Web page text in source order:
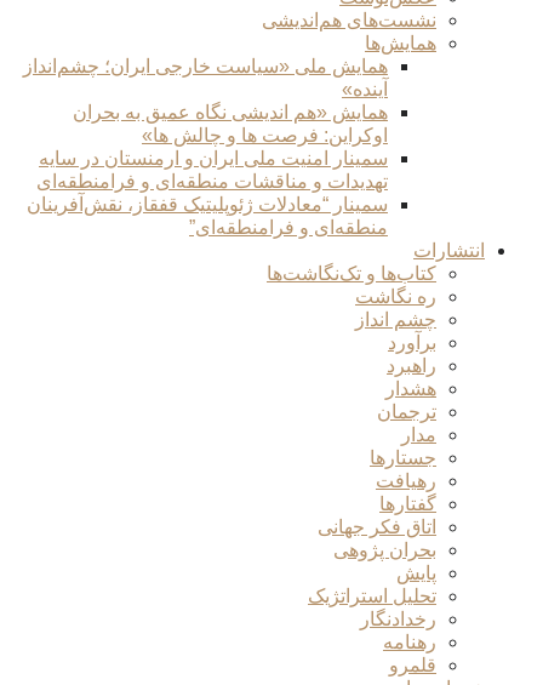
نشست‌های هم‌اندیشی
همایش‌ها
همایش ملی «سیاست خارجی ایران؛ چشم‌انداز
آینده»
همایش «هم اندیشی نگاه عمیق به بحران
اوکراین: فرصت ها و چالش ها»
سمینار امنیت ملی ایران و ارمنستان در سایه
تهدیدات و مناقشات منطقه‌ای و فرامنطقه‌ای
سمینار “معادلات ژئوپلیتیک قفقاز، نقش‌آفرینان
منطقه‌ای و فرامنطقه‌ای”
انتشارات
کتاب‌ها و تک‌نگاشت‌ها
ره نگاشت
چشم انداز
برآورد
راهبرد
هشدار
ترجمان
مدار
جستارها
رهیافت
گفتارها
اتاق فکر جهانی
بحران پژوهی
پایش
تحلیل استراتژیک
رخدادنگار
رهنامه
قلمرو